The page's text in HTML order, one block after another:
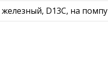
железный, D13C, на помпу